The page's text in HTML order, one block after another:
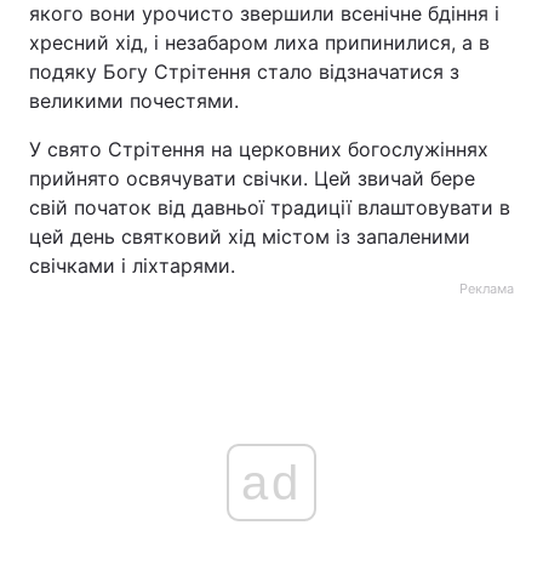
якого вони урочисто звершили всенічне бдіння і
хресний хід, і незабаром лиха припинилися, а в
подяку Богу Стрітення стало відзначатися з
великими почестями.
У свято Стрітення на церковних богослужіннях
прийнято освячувати свічки. Цей звичай бере
свій початок від давньої традиції влаштовувати в
цей день святковий хід містом із запаленими
свічками і ліхтарями.
Реклама
ad